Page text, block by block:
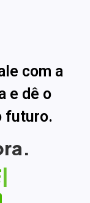
com a
e dê o
futuro.